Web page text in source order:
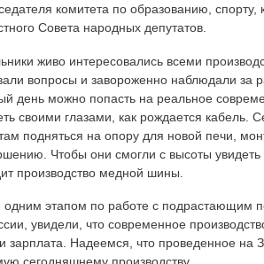
комитета по образованию, спорту,
Совета народных депутатов.
живо интересовались всеми
вопросы и завороженно наблюдали
день можно попасть на реальное
своими глазами, как рождается кабель.
подняться на опору для новой печи,
Чтобы они смогли с высоты увидеть
производство медной шины.
одним этапом по работе с подрастающим
увидели, что современное
зарплата. Надеемся, что проведенное на